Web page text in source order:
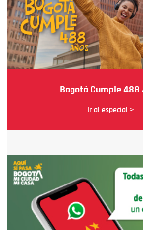
Bogotá Cumple 488
Ir al especial >